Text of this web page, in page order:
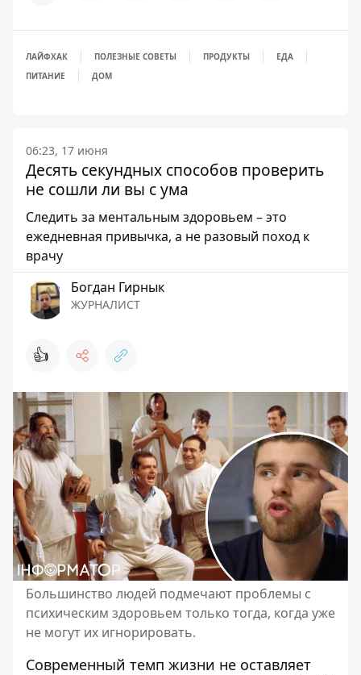
ЛАЙФХАК ПОЛЕЗНЫЕ СОВЕТЫ ПРОДУКТЫ
ЕДА
ПИТАНИЕ
ДОМ
06:23, 17 июня
Десять секундных способов проверить
не сошли ли вы с ума
Следить за ментальным здоровьем – это
ежедневная привычка, а не разовый поход к
врачу
Богдан Гирнык
ЖУРНАЛИСТ
👍
Большинство людей подмечают проблемы с
психическим здоровьем только тогда, когда уже
не могут их игнорировать.
Современный темп жизни не оставляет